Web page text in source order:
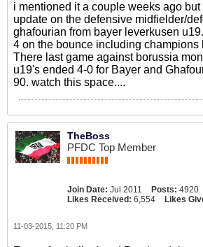
i mentioned it a couple weeks ago
update on the defensive midfielder/
ghafourian from bayer leverkusen
4 on the bounce including champions
There last game against borussia
u19's ended 4-0 for Bayer and
90. watch this space....
TheBoss
PFDC Top Member
Join Date: Jul 2011 Posts: 4920
Likes Received: 6,554 Likes
11-03-2015, 11:20 PM